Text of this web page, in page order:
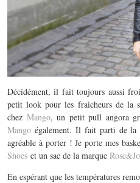
Décidément, il fait toujours aussi
petit look pour les fraicheurs de la
chez Mango, un petit pull angora
Mango également. Il fait parti de la
agréable à porter ! Je porte mes
Shoes et un sac de la marque
En espérant que les températures